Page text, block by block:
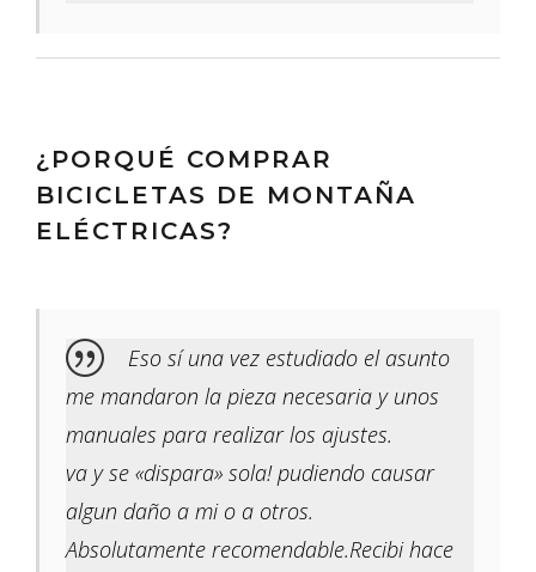
¿PORQUÉ COMPRAR
BICICLETAS DE MONTAÑA
ELÉCTRICAS?
Eso sí una vez estudiado el asunto
me mandaron la pieza necesaria y unos
manuales para realizar los ajustes.
va y se «dispara» sola! pudiendo causar
algun daño a mi o a otros.
Absolutamente recomendable.Recibi hace